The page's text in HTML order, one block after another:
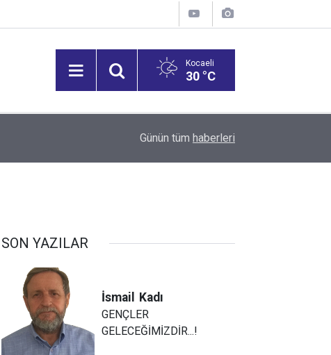
Kocaeli
30 °C
Günün tüm haberleri
SON YAZILAR
İsmail Kadı
GENÇLER
GELECEĞİMİZDİR...!